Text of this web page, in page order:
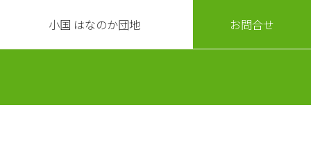
小国 はなのか団地 お問合せ